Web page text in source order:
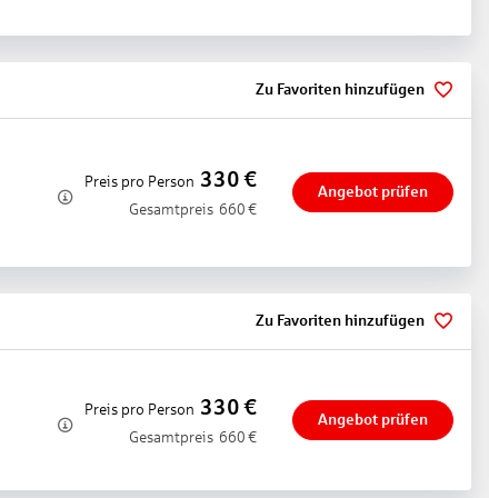
Massage, Aromaölmassage, Ganzkörpermassage,
Zu Favoriten hinzufügen
Preis pro Person 330€
Gesamtpreis 660 €
Angebot prüfen
Zu Favoriten hinzufügen
Preis pro Person 330€
Gesamtpreis 660 €
Angebot prüfen